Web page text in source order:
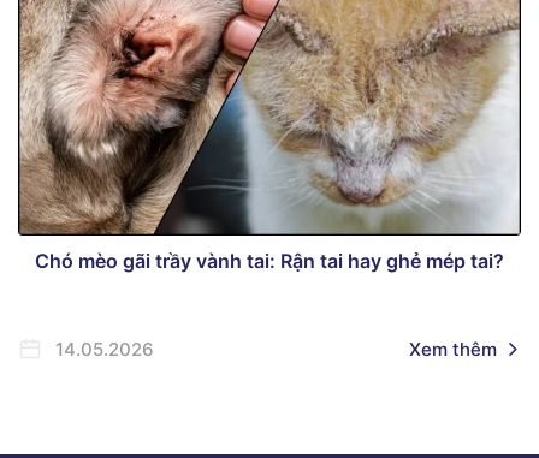
Chó mèo gãi trầy vành tai: Rận tai hay ghẻ mép tai?
14.05.2026 Xem thêm